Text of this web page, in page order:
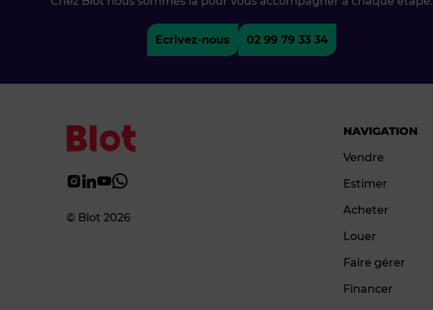
Ecrivez-nous 02 99 79 33 34
© Blot 2026
NAVIGATION
Vendre
Estimer
Acheter
Louer
Faire gérer
Financer